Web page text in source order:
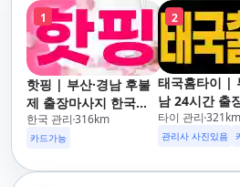
1
핫핑 | 부산·경남 후불
제 출장마사지 한국인
관리사
한국 관리 316km
카드가능
2
태국홈타이 |
남 24시간 출
후불제/해운대
안리,남포동,
산,구서,연산,
타이 관리 321km
관리사 사진있음